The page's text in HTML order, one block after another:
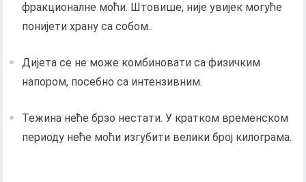
фракционалне моћи. Штовише, није увијек могуће
понијети храну са собом..
Дијета се не може комбиновати са физичким
напором, посебно са интензивним.
Тежина неће брзо нестати. У кратком временском
периоду неће моћи изгубити велики број килограма.